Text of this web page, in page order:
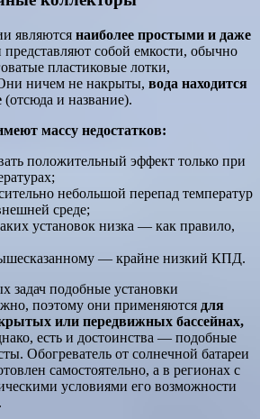
являются наиболее простыми и даже
собой емкости, обычно
пластиковые лотки,
ничем не накрыты, вода находится
(отсюда и название).
массу недостатков:
положительный эффект только при
небольшой перепад температур
среде;
установок низка — как правило,
— крайне низкий КПД.
задач подобные установки
поэтому они применяются для
или передвижных бассейнах,
есть и достоинства — подобные
Обогреватель от солнечной батареи
самостоятельно, а в регионах с
условиями его возможности